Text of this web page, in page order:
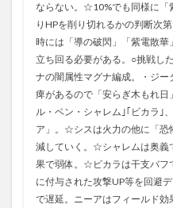
ならない。☆10%でも同様に「
りHPを削り切れるかの判断次
時には「導の破閃」「紫電散
立ち回る必要がある。○挑戦し
ナの闇属性マグナ編成。・ジ
痺があるので「安らぎ木もれ日
ル・ベン・シャレム｣｢ビカラ｣
ア」。☆シスは火力の他に「恐
減していく。☆シャレムは奥義
果で弱体。☆ビカラは干支バフ
に付与された攻撃UP等を回避
で遅延。ニーアはフィールド効